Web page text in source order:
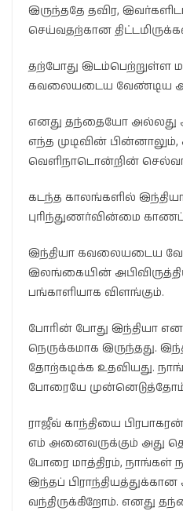
இருந்ததே தவிர,
செய்வதற்கான
தற்போது இடம்பெற்றுள்ள
கவலையடைய வேண்டிய
எனது தந்தையோ அல்லது
எந்த முடிவின்
வெளிநாடொன்றின்
கடந்த காலங்களில்
புரிந்துணர்வின்மை
இந்தியா கவலையடைய
இலங்கையின்
பங்காளியாக விளங்கும்.
போரின் போது இந்தியா
நெருக்கமாக இருந்தது.
தோற்கடிக்க உதவியது.
போரையே
ராஜீவ் காந்தியை
எம் அனைவருக்கும் அது
போரை மாத்திரம்,
இந்தப்
வந்திருக்கிறோம். எனது